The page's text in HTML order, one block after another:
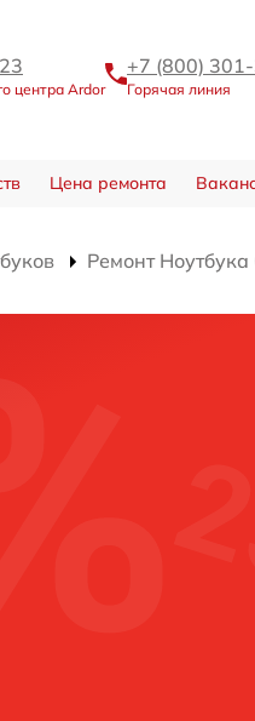
центра Ardor
+7 (800)
Горячая линия
Цена ремонта
Ремонт